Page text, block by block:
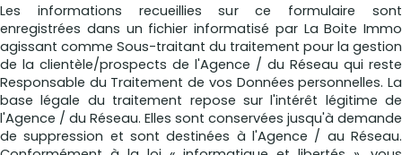
Les informations recueillies sur ce formulaire sont
enregistrées dans un fichier informatisé par La Boite Immo
agissant comme Sous-traitant du traitement pour la gestion
de la clientèle/prospects de l'Agence / du Réseau qui reste
Responsable du Traitement de vos Données personnelles. La
base légale du traitement repose sur l'intérêt légitime de
l'Agence / du Réseau. Elles sont conservées jusqu'à demande
de suppression et sont destinées à l'Agence / au Réseau.